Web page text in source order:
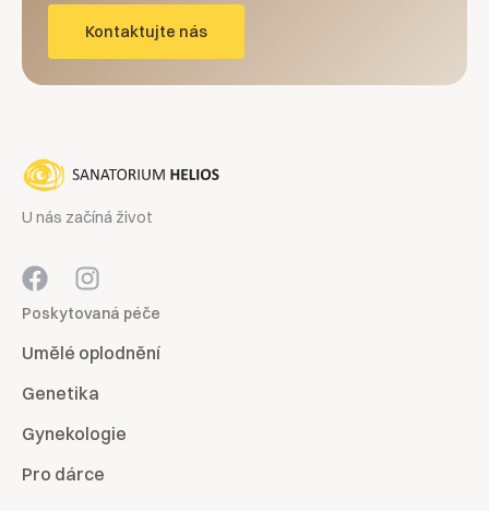
Kontaktujte nás
U nás začíná život
Poskytovaná péče
Umělé oplodnění
Genetika
Gynekologie
Pro dárce